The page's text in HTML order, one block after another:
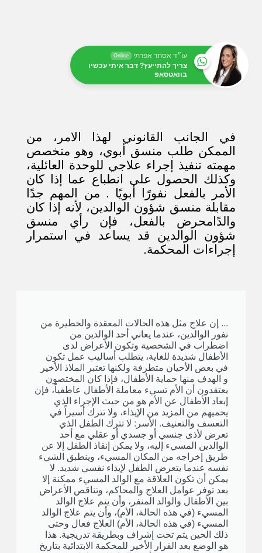
עו״ד אסתר אפרתי Online
צריך להתייעץ? דבר איתי עכשיו
בוואטסאפ
في الجانب القانوني لهذا الامر، من
الممكن طلب منسق أبوي، وهو متخصص
مهمته تنفيذ إجراء علاجي للوحدة العائلية،
وكذلك الحصول على انطباع عما إذا كان
الأمر بالفعل نفورًا أبويًا . من المهم جدًا
مقابلة منسق شؤون الوالدين، لأنه إذا كان
والدًامحرض بالفعل، فإن رأي منسق
شؤون الوالدين قد يساعد في استمرار
إجراءات المحكمة.
... إن علاج مثل هذه الحالات المعقدة والخطيرة من
نفور الوالدين، عندما يعاني أحد الوالدين من
اضطراب في الشخصية وتكون الأعراض لدى
الأطفال شديدة للغاية، يتطلب أساليب عمل تكون
في بعض الأحيان متطرفة ولكنها تعتبر الملاذ الأخير
و الهدف منها حماية الأطفال، فإذا كان المختصون
يعتقدون أن الأم تسيء معاملة الأطفال عاطفياً، فإن
إبعاد الأطفال عن الأم هو من حيث الإجراء الذي
يحميهم من المزيد من الإيذاء، ولا تترك أسيراً في
التعسف والتعنيف. الأسر: لا تترك الطفل الذي
تعرض لأذى جنسي أو جسدي أو عقلي مع أحد
الوالدين المسيء إليه، ولا يمكن إنقاذ الطفل إلا عن
طريق إخراجه من المكان المسيء، وينطبق الشيء
نفسه عندما يتعرض الطفل لإيذاء نفسي شديد. لا
يمكن أن تكون العلاقة مع الوالد المسيء ممكنة إلا
بعد توفر عوامل العلاج والمحاكم، وتناقص الأعراض
بين الأطفال والوالد المنفر، وأن يتم علاج الوالد
المسيء (في هذه الحالة، الأم)، وأن يتم علاج الوالد
المسيء (في هذه الحالة، الأم) العلاج فعال وحتى
ذلك الحين يتم تحت إشراف وبطريقة تدريجية. هذا
هو الوضع بعد القرار الأخير للمحكمة الابتدائية بتاريخ